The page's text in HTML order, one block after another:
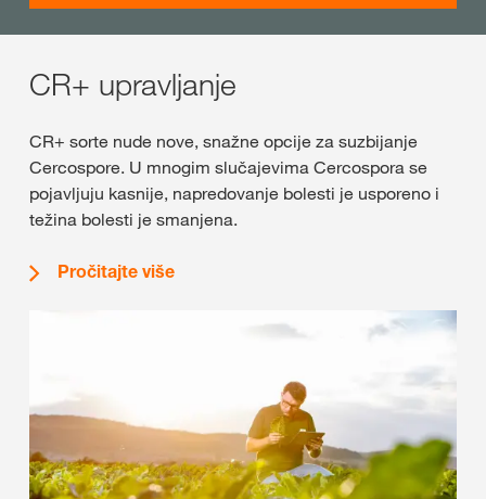
CR+ upravljanje
CR+ sorte nude nove, snažne opcije za suzbijanje
Cercospore. U mnogim slučajevima Cercospora se
pojavljuju kasnije, napredovanje bolesti je usporeno i
težina bolesti je smanjena.
Pročitajte više